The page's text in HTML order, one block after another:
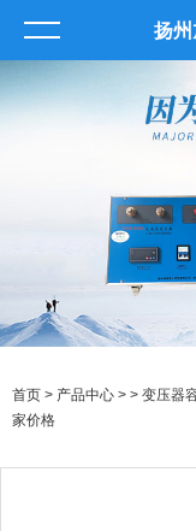
扬
首页 > 产品中心 > > 变压器
家价格